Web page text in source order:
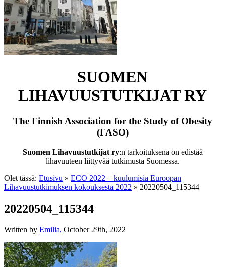
SUOMEN
LIHAVUUSTUTKIJAT RY
The Finnish Association for the Study of Obesity
(FASO)
Suomen Lihavuustutkijat ry:n tarkoituksena on edistää
lihavuuteen liittyvää tutkimusta Suomessa.
Olet tässä: Etusivu » ECO 2022 – kuulumisia Euroopan
Lihavuustutkimuksen kokouksesta 2022 » 20220504_115344
20220504_115344
Written by Emilia, October 29th, 2022